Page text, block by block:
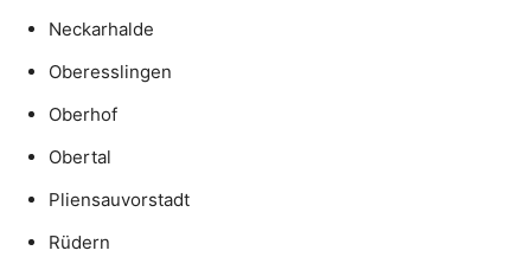
Neckarhalde
Oberesslingen
Oberhof
Obertal
Pliensauvorstadt
Rüdern